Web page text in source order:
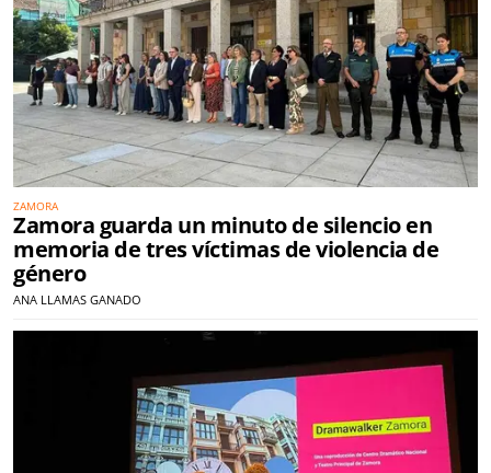
ZAMORA
Zamora guarda un minuto de silencio en
memoria de tres víctimas de violencia de
género
ANA LLAMAS GANADO